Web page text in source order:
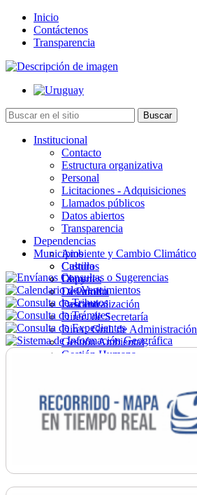
Inicio
Contáctenos
Transparencia
Institucional
Contacto
Estructura organizativa
Personal
Licitaciones - Adquisiciones
Llamados públicos
Datos abiertos
Transparencia
Dependencias
Ambiente y Cambio Climático
Cultura
Deportes
Desarrollo
Descentralización
Direc. de Secretaría
Direc. Gral. de Administración
Gestión Ambiental
Gestión Humana
Ordenamiento
Promoción Social
Salud
Secretaría General
Municipios
Castillos
Chuy
La Paloma
Lascano